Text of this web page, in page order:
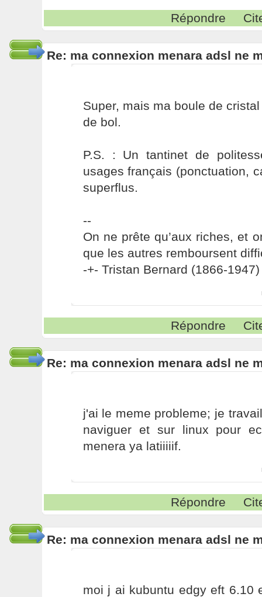
Répondre
Re: ma connexion menara adsl ne
Super, mais ma boule de
de bol.
P.S. : Un tantinet de
usages français (ponctuation,
superflus.
--
On ne prête qu’aux riches, et
que les autres remboursent
-+- Tristan Bernard (1866-1947)
Répondre
Re: ma connexion menara adsl ne
j'ai le meme probleme; je
naviguer et sur linux pour
menera ya latiiiiif.
Répondre
Re: ma connexion menara adsl ne
moi j ai kubuntu edgy eft 6.10